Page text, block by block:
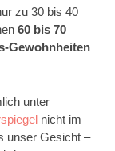
zu 30 bis 40
60 bis 70
Gewohnheiten
unter
nicht im
unser Gesicht –